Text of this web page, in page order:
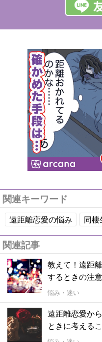
関連キーワード
遠距離恋愛の悩み 同棲
関連記事
教えて！遠距
するときの注
悩み・迷い
遠距離恋愛か
ときに考える